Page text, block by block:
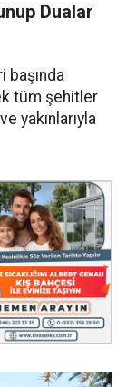
Dualar
başında
tüm şehitler
yakınlarıyla